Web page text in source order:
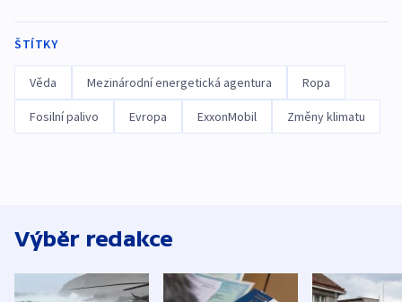
ŠTÍTKY
Věda Mezinárodní energetická agentura Ropa
Fosilní palivo Evropa ExxonMobil Změny klimatu
Výběr redakce